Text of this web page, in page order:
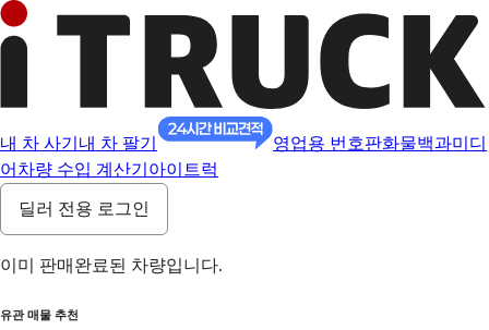
내 차 사기 내 차 팔기 영업용 번호판화물백과미디
어 차량 수입 계산기 아이트럭
딜러 전용 로그인
이미 판매완료된 차량입니다.
유관 매물 추천